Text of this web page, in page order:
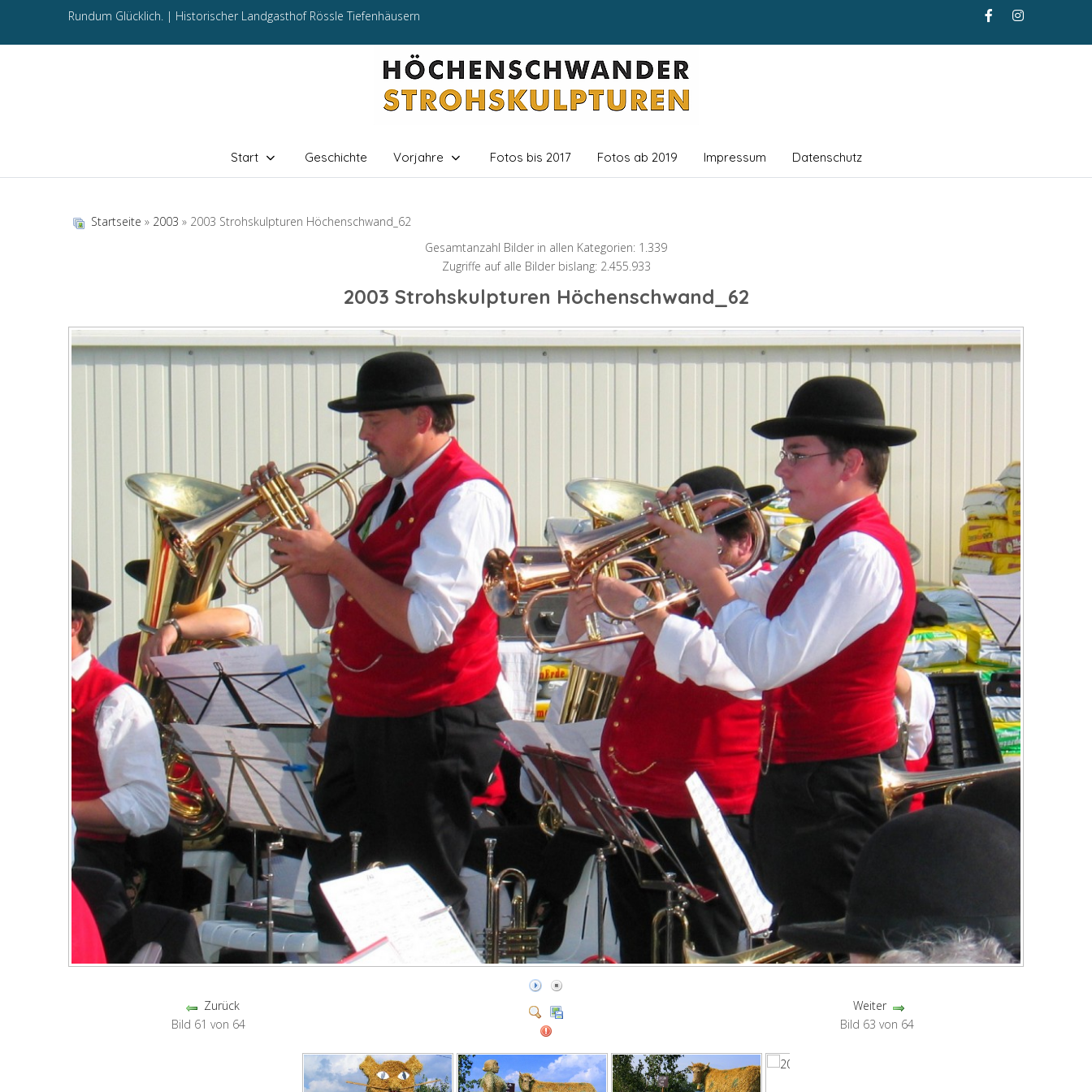
Rundum Glücklich. | Historischer Landgasthof Rössle Tiefenhäusern
Start Geschichte Vorjahre Fotos bis 2017 Fotos ab 2019 Impressum Datenschutz
Startseite » 2003 » 2003 Strohskulpturen Höchenschwand_62
Gesamtanzahl Bilder in allen Kategorien: 1.339
Zugriffe auf alle Bilder bislang: 2.455.933
2003 Strohskulpturen Höchenschwand_62
Zurück
Bild 61 von 64
Weiter
Bild 63 von 64